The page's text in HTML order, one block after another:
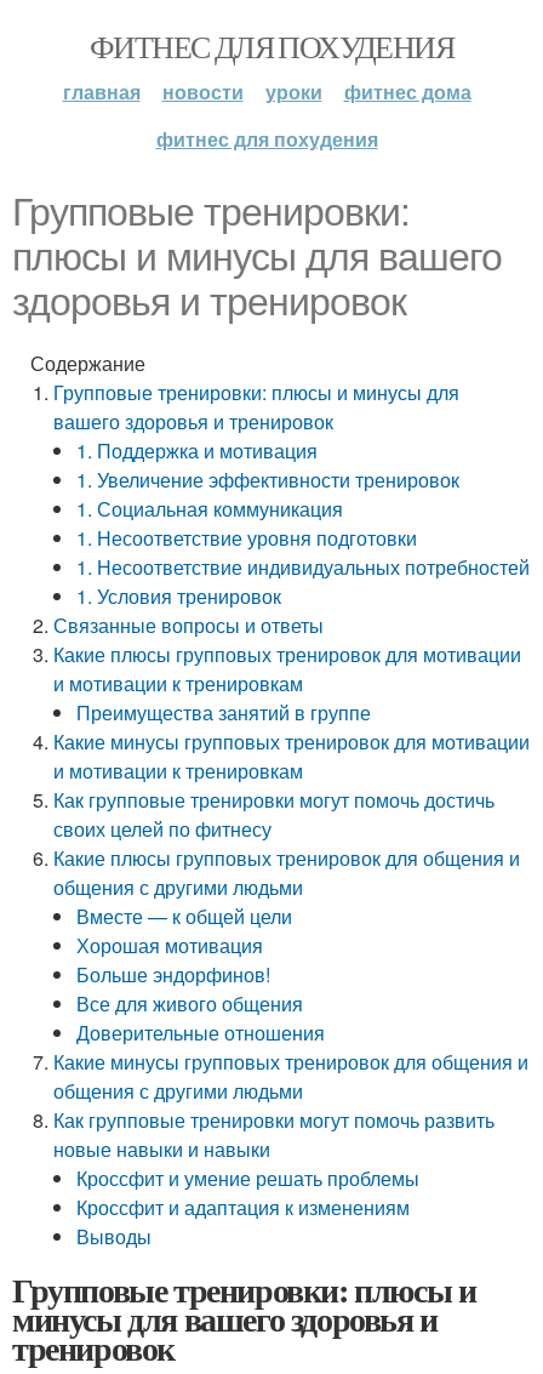
ФИТНЕС ДЛЯ ПОХУДЕНИЯ
главная новости уроки
фитнес дома
фитнес для похудения
Групповые тренировки:
плюсы и минусы для вашего
здоровья и тренировок
Содержание
Групповые тренировки: плюсы и минусы для
вашего здоровья и тренировок
1. Поддержка и мотивация
1. Увеличение эффективности тренировок
1. Социальная коммуникация
1. Несоответствие уровня подготовки
1. Несоответствие индивидуальных потребностей
1. Условия тренировок
Связанные вопросы и ответы
Какие плюсы групповых тренировок для мотивации
и мотивации к тренировкам
Преимущества занятий в группе
Какие минусы групповых тренировок для мотивации
и мотивации к тренировкам
Как групповые тренировки могут помочь достичь
своих целей по фитнесу
Какие плюсы групповых тренировок для общения и
общения с другими людьми
Вместе — к общей цели
Хорошая мотивация
Больше эндорфинов!
Все для живого общения
Доверительные отношения
Какие минусы групповых тренировок для общения и
общения с другими людьми
Как групповые тренировки могут помочь развить
новые навыки и навыки
Кроссфит и умение решать проблемы
Кроссфит и адаптация к изменениям
Выводы
Групповые тренировки: плюсы и
минусы для вашего здоровья и
тренировок